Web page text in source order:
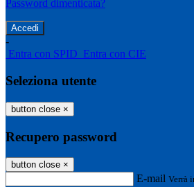
Password dimenticata?
-
Entra con SPID Entra con CIE
Seleziona utente
button close ×
Recupero password
button close ×
E-mail Verrà